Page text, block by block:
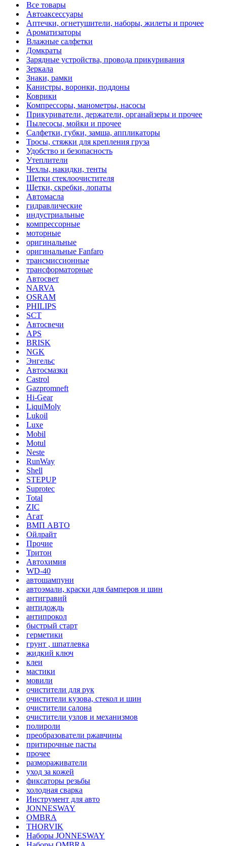
Все товары
Автоаксессуары
Аптечки, огнетушители, наборы, жилеты и прочее
Ароматизаторы
Влажные салфетки
Домкраты
Зарядные устройства, провода прикуривания
Зеркала
Знаки, рамки
Канистры, воронки, поддоны
Коврики
Компрессоры, манометры, насосы
Прикуриватели, держатели, органайзеры и прочее
Пылесосы, мойки и прочее
Салфетки, губки, замша, аппликаторы
Тросы, стяжки для крепления груза
Удобство и безопасность
Утеплители
Чехлы, накидки, тенты
Щетки стеклоочистителя
Щетки, скребки, лопаты
Автомасла
гидравлические
индустриальные
компрессорные
моторные
оригинальные
оригинальные Fanfaro
трансмиссионные
трансформаторные
Автосвет
NARVA
OSRAM
PHILIPS
SCT
Автосвечи
APS
BRISK
NGK
Энгельс
Автосмазки
Castrol
Gazpromneft
Hi-Gear
LiquiMoly
Lukoil
Luxe
Mobil
Motul
Neste
RunWay
Shell
STEPUP
Suprotec
Total
ZIC
Агат
ВМП АВТО
Ойлрайт
Прочие
Тритон
Автохимия
WD-40
автошампуни
автоэмали, краски для бамперов и шин
антигравий
антидождь
антипрокол
быстрый старт
герметики
грунт , шпатлевка
жидкий ключ
клеи
мастики
мовили
очистители для рук
очистители кузова, стекол и шин
очистители салона
очистители узлов и механизмов
полироли
преобразователи ржавчины
притирочные пасты
прочее
размораживатели
уход за кожей
фиксаторы резьбы
холодная сварка
Инструмент для авто
JONNESWAY
OMBRA
THORVIK
Наборы JONNESWAY